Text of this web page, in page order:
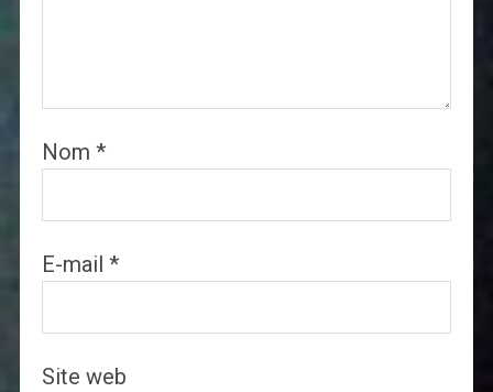
Nom *
E-mail *
Site web